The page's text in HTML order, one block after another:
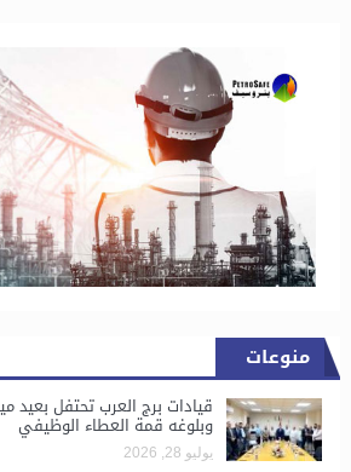
منوعات
قيادات برج العرب تحتفل بعيد
وبلوغه قمة العطاء الوظيفي
يوليو 28, 2026